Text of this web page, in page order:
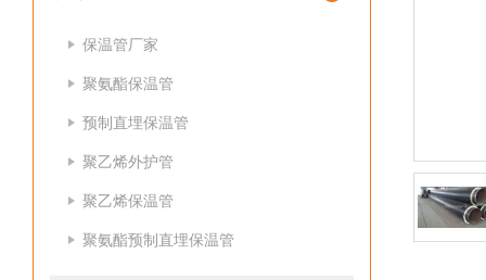
保温管厂家
聚氨酯保温管
预制直埋保温管
聚乙烯外护管
聚乙烯保温管
聚氨酯预制直埋保温管